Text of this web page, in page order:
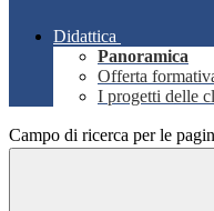
Didattica
Panoramica
Offerta
I progetti delle
Campo di ricerca per le